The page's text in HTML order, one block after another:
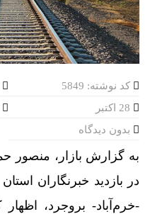
قیمت طلا، دلار و سکه امروز پنجشنبه
یزد، امسال میزبان
پرواز موفقیت‌آمیز
ورود موج تازه گرما
اعدام با صندلی
توقیف 86خودروی لوکس، 187 قطعه زمین و 86 آپارتمان تراستی‌ها
کد نوشته: 5849
بدون دیدگاه
در بازدید خبرنگاران
-خرم‌آباد- بروجرد،